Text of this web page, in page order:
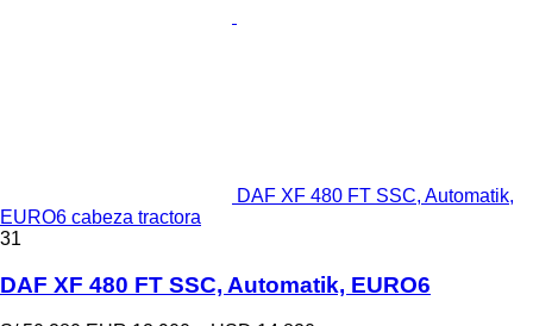
DAF XF 480 FT SSC, Automatik,
EURO6 cabeza tractora
31
DAF XF 480 FT SSC, Automatik, EURO6